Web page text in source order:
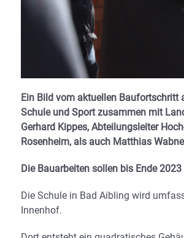
Ein Bild vom aktuellen Baufortschritt
Schule und Sport zusammen mit
Gerhard Kippes, Abteilungsleiter
Rosenheim, als auch Matthias
Die Bauarbeiten sollen bis Ende
Die Schule in Bad Aibling wird
Innenhof.